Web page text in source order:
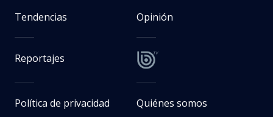
Tendencias Opinión
Reportajes
Política de privacidad Quiénes somos